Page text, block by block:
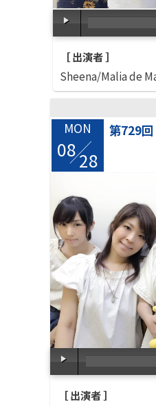
［ 出演者 ］
Sheena/Malia de
MON
0828
第729
［ 出演者 ］